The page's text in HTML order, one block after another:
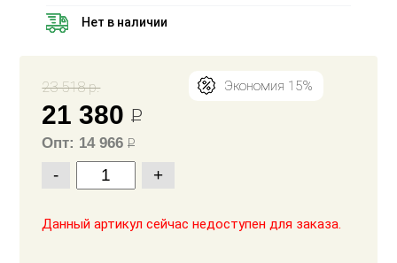
Нет в наличии
23 518 р. Экономия 15%
21 380Р
Опт: 14 966Р
- +
Данный артикул сейчас недоступен для заказа.